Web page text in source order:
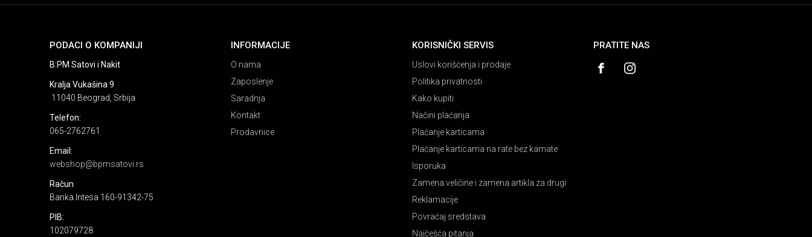
PODACI O KOMPANIJI
B:PM Satovi i Nakit
Kralja Vukašina 9
11040 Beograd, Srbija
Telefon:
065-2762761
Email:
webshop@bpmsatovi.rs
Račun
Banka Intesa 160-91342-75
PIB:
102079728
INFORMACIJE
O nama
Zaposlenje
Saradnja
Kontakt
Prodavnice
KORISNIČKI SERVIS
Uslovi korišćenja i prodaje
Politika privatnosti
Kako kupiti
Načini plaćanja
Plaćanje karticama
Plaćanje karticama na rate bez kamate
Isporuka
Zamena veličine i zamena artikla za drugi
Reklamacije
Povraćaj sredstava
Najčešća pitanja
PRATITE NAS